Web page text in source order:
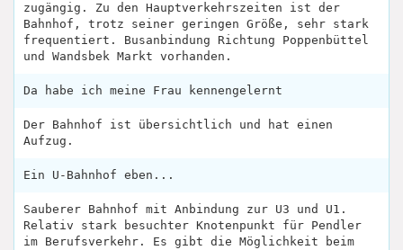
zugängig. Zu den Hauptverkehrszeiten ist der
Bahnhof, trotz seiner geringen Größe, sehr stark
frequentiert. Busanbindung Richtung Poppenbüttel
und Wandsbek Markt vorhanden.
Da habe ich meine Frau kennengelernt
Der Bahnhof ist übersichtlich und hat einen
Aufzug.
Ein U-Bahnhof eben...
Sauberer Bahnhof mit Anbindung zur U3 und U1.
Relativ stark besuchter Knotenpunkt für Pendler
im Berufsverkehr. Es gibt die Möglichkeit beim